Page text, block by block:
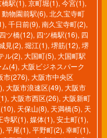
橋駅(1), 京町堀(1), 今宮(1),
動物園前駅(6), 北久宝寺町
, 千日前(9), 南久宝寺町(2),
四ツ橋(12), 四ツ橋駅(16), 四
見(2), 堀江(1), 堺筋(12), 堺
ル(2), 大国町(5), 大国町駅
(4), 大阪ビジネスパーク
市(276), 大阪市中央区
, 大阪市浪速区(49), 大阪市
, 大阪市西区(26), 大阪新町
, 天保山(8), 天満橋(5), 天
寺駅(1), 媒体(1), 安土町(1),
, 平尾(1), 平野町(2), 幸町(1),